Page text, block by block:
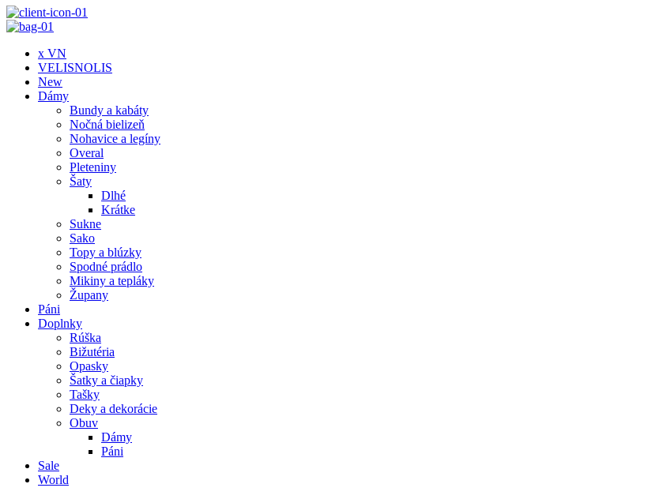
x VN
VELISNOLIS
New
Dámy
Bundy a kabáty
Nočná bielizeň
Nohavice a legíny
Overal
Pleteniny
Šaty
Dlhé
Krátke
Sukne
Sako
Topy a blúzky
Spodné prádlo
Mikiny a tepláky
Župany
Páni
Doplnky
Rúška
Bižutéria
Opasky
Šatky a čiapky
Tašky
Deky a dekorácie
Obuv
Dámy
Páni
Sale
World